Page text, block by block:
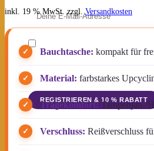
(Neuigkeiten & Angebote).
Datenschutzerklärung.
Der Rabattcode wird dir nach
Anmeldung per E-Mail
inkl. 19 % MwSt. zzgl.Versandkosten
Bauchtasche: kompakt für
Material: farbstarkes
Tragekomfort: Tampenjan-/
Verschluss: Reißverschluss